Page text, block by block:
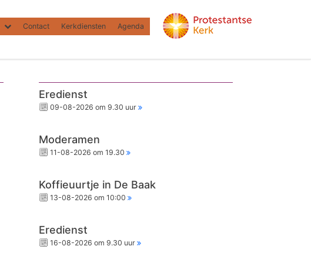
Contact Kerkdiensten Agenda
Eredienst
09-08-2026 om 9.30 uur
Moderamen
11-08-2026 om 19.30
Koffieuurtje in De Baak
13-08-2026 om 10:00
Eredienst
16-08-2026 om 9.30 uur